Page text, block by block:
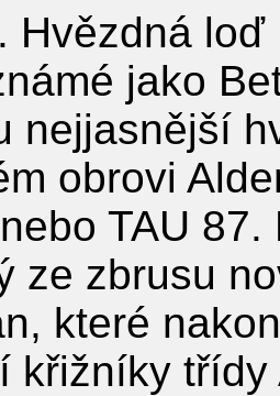
Hvězdná
jako
nejjasnější
obrovi
TAU
ze zbrusu
které
křižníky třídy